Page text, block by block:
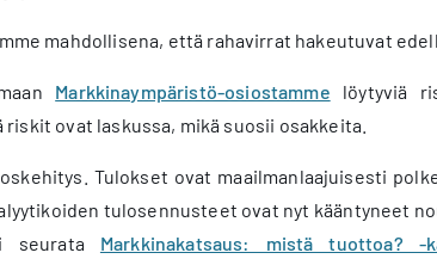
mahdollisena, että rahavirrat hakeutuvat
Markkinaympäristö-osiostamme löytyviä
ovat laskussa, mikä suosii osakkeita.
Tulokset ovat maailmanlaajuisesti
tulosennusteet ovat nyt kääntyneet
seurata Markkinakatsaus: mistä tuottoa? -